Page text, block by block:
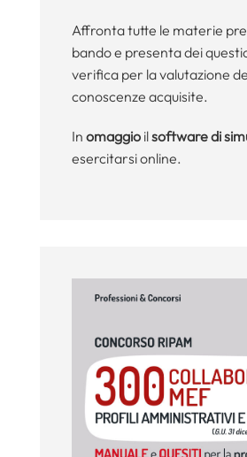
Affronta tutte le materie
bando e presenta dei
verifica per la valutazione
conoscenze acquisite.
In omaggioilsoftware di
esercitarsi online.